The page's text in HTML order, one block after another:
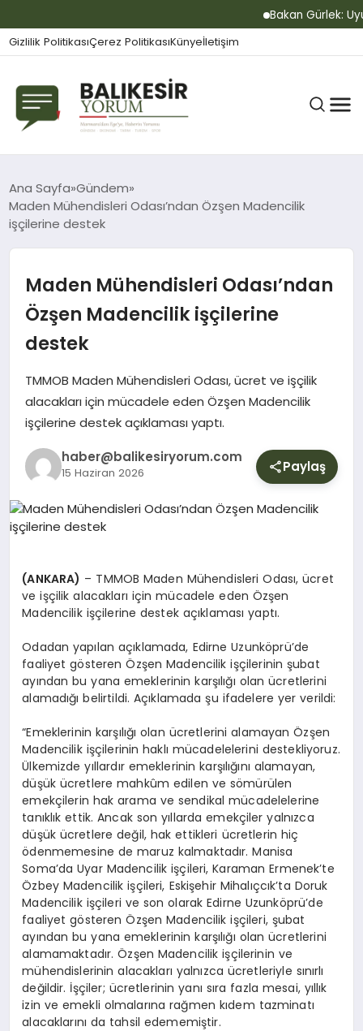
Bakan Gürlek:
Gizlilik PolitikasıÇerez PolitikasıKünyeİletişim
BALIKESIR
GÜNDEM
BÜLTEN
DIŞ
Ana Sayfa Gündem
Maden Mühendisleri Odası’ndan Özşen Madencilik
işçilerine destek
Maden Mühendisleri Odası’ndan
Özşen Madencilik işçilerine
destek
TMMOB Maden Mühendisleri Odası, ücret ve işçilik
alacakları için mücadele eden Özşen Madencilik
işçilerine destek açıklaması yaptı.
haber@balikesiryorum.com
15 Haziran 2026 Paylaş
(ANKARA) – TMMOB Maden Mühendisleri Odası, ücret
ve işçilik alacakları için mücadele eden Özşen
Madencilik işçilerine destek açıklaması yaptı.
Odadan yapılan açıklamada, Edirne Uzunköprü’de
faaliyet gösteren Özşen Madencilik işçilerinin şubat
ayından bu yana emeklerinin karşılığı olan ücretlerini
alamadığı belirtildi. Açıklamada şu ifadelere yer verildi:
“Emeklerinin karşılığı olan ücretlerini alamayan Özşen
Madencilik işçilerinin haklı mücadelelerini destekliyoruz.
Ülkemizde yıllardır emeklerinin karşılığını alamayan,
düşük ücretlere mahkûm edilen ve sömürülen
emekçilerin hak arama ve sendikal mücadelelerine
tanıklık ettik. Ancak son yıllarda emekçiler yalnızca
düşük ücretlere değil, hak ettikleri ücretlerin hiç
ödenmemesine de maruz kalmaktadır. Manisa
Soma’da Uyar Madencilik işçileri, Karaman Ermenek’te
Özbey Madencilik işçileri, Eskişehir Mihalıçcık’ta Doruk
Madencilik işçileri ve son olarak Edirne Uzunköprü’de
faaliyet gösteren Özşen Madencilik işçileri, şubat
ayından bu yana emeklerinin karşılığı olan ücretlerini
alamamaktadır. Özşen Madencilik işçilerinin ve
mühendislerinin alacakları yalnızca ücretleriyle sınırlı
değildir. İşçiler; ücretlerinin yanı sıra fazla mesai, yıllık
izin ve emekli olmalarına rağmen kıdem tazminatı
alacaklarını da tahsil edememiştir.